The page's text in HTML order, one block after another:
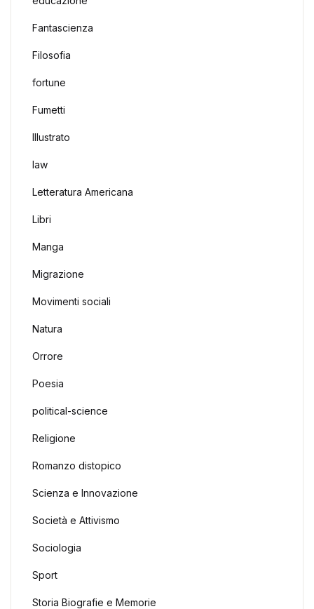
Fantascienza
Filosofia
fortune
Fumetti
Illustrato
law
Letteratura Americana
Libri
Manga
Migrazione
Movimenti sociali
Natura
Orrore
Poesia
political-science
Religione
Romanzo distopico
Scienza e Innovazione
Società e Attivismo
Sociologia
Sport
Storia Biografie e Memorie